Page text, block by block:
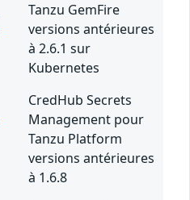
Tanzu GemFire
versions antérieures
à 2.6.1 sur
Kubernetes
CredHub Secrets
Management pour
Tanzu Platform
versions antérieures
à 1.6.8